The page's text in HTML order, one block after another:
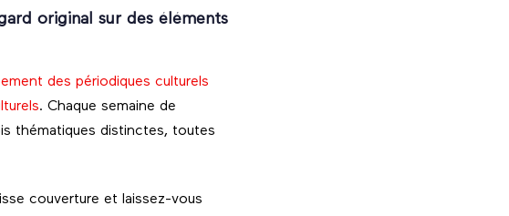
original sur des éléments
des périodiques culturels
. Chaque semaine de
thématiques distinctes, toutes
couverture et laissez-vous